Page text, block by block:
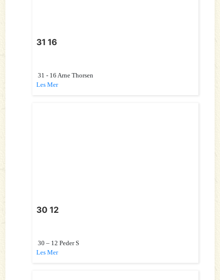
31 16
31 - 16 Arne Thorsen
Les Mer
30 12
30 – 12 Peder S
Les Mer